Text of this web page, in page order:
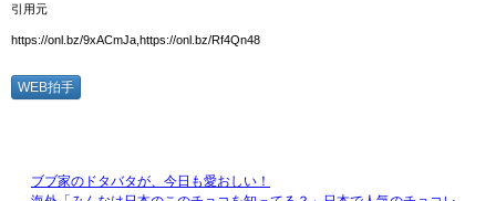
引用元
https://onl.bz/9xACmJa,https://onl.bz/Rf4Qn48
WEB拍手